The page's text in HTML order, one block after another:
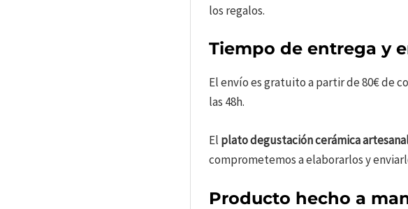
los regalos.
Tiempo de entrega y
El envío es gratuito a partir de 80€ de
las 48h.
El plato degustación cerámica
comprometemos a elaborarlos y
Producto hecho a